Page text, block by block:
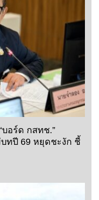
บอร์ด กสทช.”
ทปี 69 หยุดชะงัก ชี้